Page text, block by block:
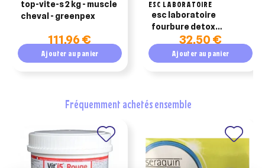
top-vite-s 2 kg - muscle
cheval - greenpex
111,96 €
Ajouter au panier
ESC LABORATOIRE
esc laboratoire
fourbure detox
protection hépatique
32,50 €
Ajouter au panier
fréquemment achetés ensemble